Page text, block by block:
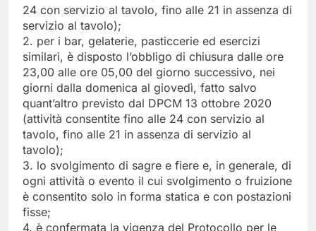
24 con servizio al tavolo, fino alle 21 in assenza di
servizio al tavolo);
2. per i bar, gelaterie, pasticcerie ed esercizi
similari, è disposto l’obbligo di chiusura dalle ore
23,00 alle ore 05,00 del giorno successivo, nei
giorni dalla domenica al giovedì, fatto salvo
quant’altro previsto dal DPCM 13 ottobre 2020
(attività consentite fino alle 24 con servizio al
tavolo, fino alle 21 in assenza di servizio al
tavolo);
3. lo svolgimento di sagre e fiere e, in generale, di
ogni attività o evento il cui svolgimento o fruizione
è consentito solo in forma statica e con postazioni
fisse;
4. è confermata la vigenza del Protocollo per le